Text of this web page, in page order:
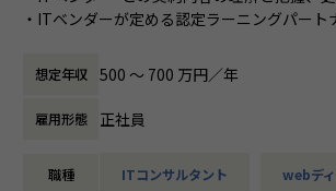
ングチームのシナジーを高めるため、活動内
共有にも責任を持っていただきます。
＜レポートライン＞
メイン）日本マーケティング部
※スキル習得やジャパンの情報共有のため連
・ITベンダーが定める認定ラーニングパート
・ITベンダーのコンプライアンス遵守
【ベンダーリレーション】
・ITベンダーの年間ビジネスプラン作成
ベンダーまたはトレノケートグループ全体と
想定年収 500 〜 700 万円／年
雇用形態 正社員
職種 ITコンサルタント webデ